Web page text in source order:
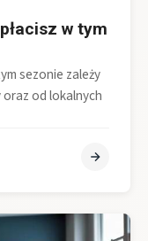
w tym
sezonie zależy
od lokalnych